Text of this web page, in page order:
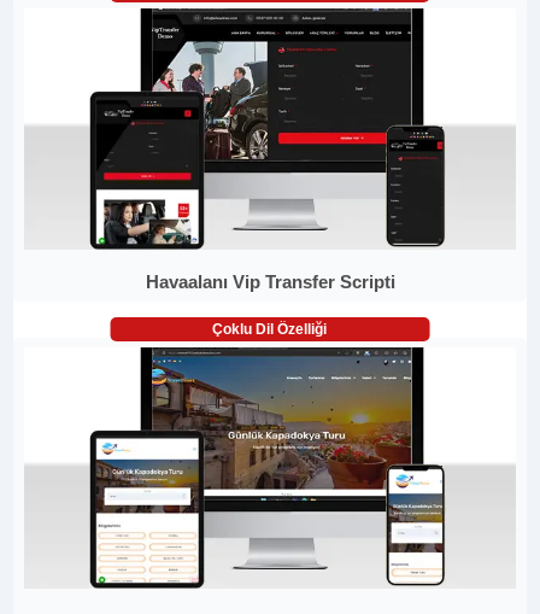
Havaalanı Vip Transfer Scripti
Çoklu Dil Özelliği